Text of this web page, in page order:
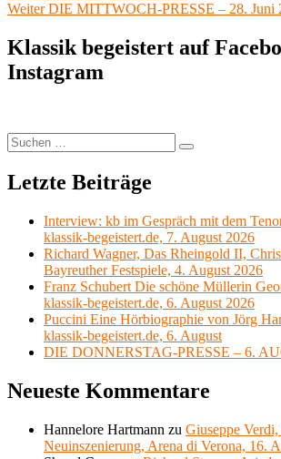
Weiter Nächster
DIE MITTWOCH-PRESSE – 28. Juni
Klassik begeistert auf
Instagram
Suchen
nach:
Suchen
Letzte Beiträge
Interview: kb im Gespräch mit dem
klassik-begeistert.de, 7. August 2026
Richard Wagner, Das Rheingold II,
Bayreuther Festspiele, 4. August 2026
Franz Schubert Die schöne Müllerin
klassik-begeistert.de, 6. August 2026
Puccini Eine Hörbiographie von Jörg
klassik-begeistert.de, 6. August
DIE DONNERSTAG-PRESSE – 6.
Neueste Kommentare
Hannelore Hartmann zu Giuseppe
Neuinszenierung, Arena di Verona, 16.